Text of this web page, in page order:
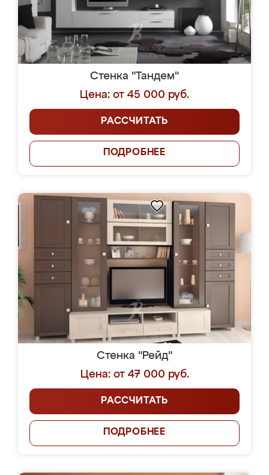
Стенка "Тандем"
Цена: от 45 000 руб.
РАССЧИТАТЬ
ПОДРОБНЕЕ
Стенка "Рейд"
Цена: от 47 000 руб.
РАССЧИТАТЬ
ПОДРОБНЕЕ